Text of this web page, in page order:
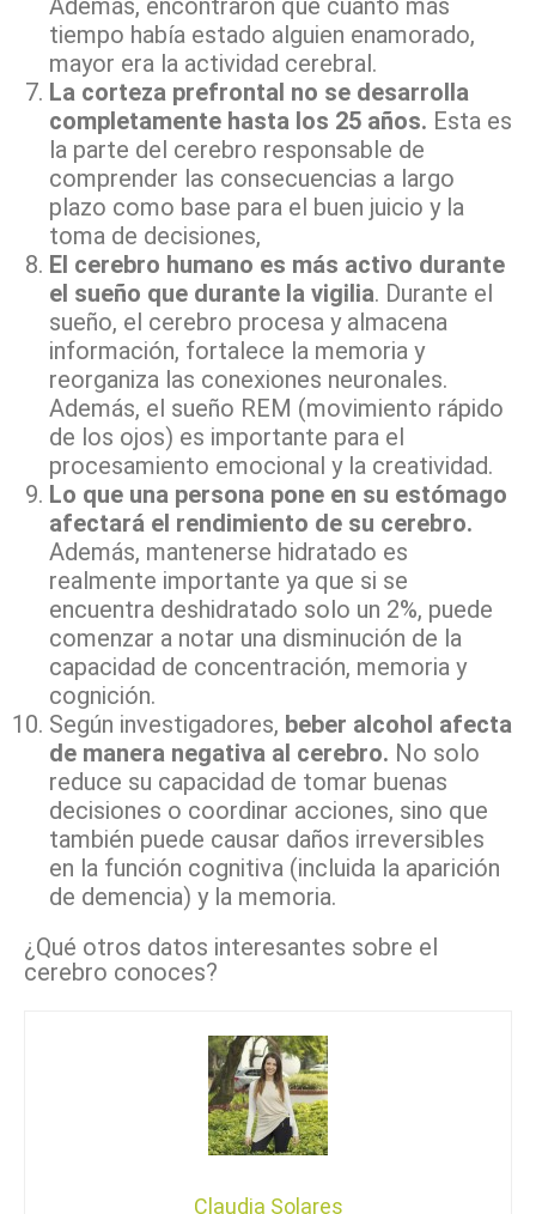
Además, encontraron que cuanto más
tiempo había estado alguien enamorado,
mayor era la actividad cerebral.
La corteza prefrontal no se desarrolla
completamente hasta los 25 años. Esta es
la parte del cerebro responsable de
comprender las consecuencias a largo
plazo como base para el buen juicio y la
toma de decisiones,
El cerebro humano es más activo durante
el sueño que durante la vigilia. Durante el
sueño, el cerebro procesa y almacena
información, fortalece la memoria y
reorganiza las conexiones neuronales.
Además, el sueño REM (movimiento rápido
de los ojos) es importante para el
procesamiento emocional y la creatividad.
Lo que una persona pone en su estómago
afectará el rendimiento de su cerebro.
Además, mantenerse hidratado es
realmente importante ya que si se
encuentra deshidratado solo un 2%, puede
comenzar a notar una disminución de la
capacidad de concentración, memoria y
cognición.
Según investigadores, beber alcohol afecta
de manera negativa al cerebro. No solo
reduce su capacidad de tomar buenas
decisiones o coordinar acciones, sino que
también puede causar daños irreversibles
en la función cognitiva (incluida la aparición
de demencia) y la memoria.
¿Qué otros datos interesantes sobre el
cerebro conoces?
Claudia Solares